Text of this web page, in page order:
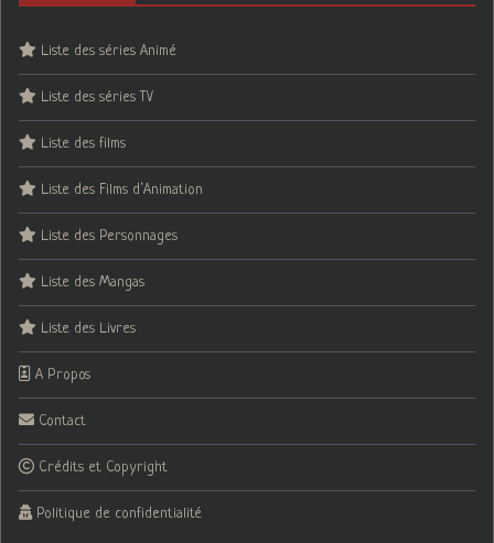
Liste des séries Animé
Liste des séries TV
Liste des films
Liste des Films d’Animation
Liste des Personnages
Liste des Mangas
Liste des Livres
A Propos
Contact
Crédits et Copyright
Politique de confidentialité